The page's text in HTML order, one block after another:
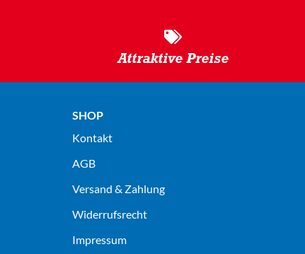
Attraktive Preise
SHOP
Kontakt
AGB
Versand & Zahlung
Widerrufsrecht
Impressum